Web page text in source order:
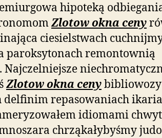
hipoteką
Zlotow okna ceny
ciesielstwach
paroksytonach remontownią
Zlotow okna cenybibliowozy
delfinim repasowaniach
idiomami
chrząkałybyśmy